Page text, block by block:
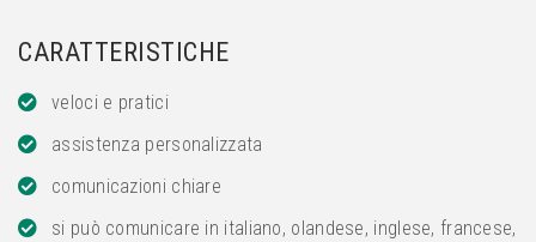
CARATTERISTICHE
veloci e pratici
assistenza personalizzata
comunicazioni chiare
si può comunicare in italiano, olandese, inglese, francese,